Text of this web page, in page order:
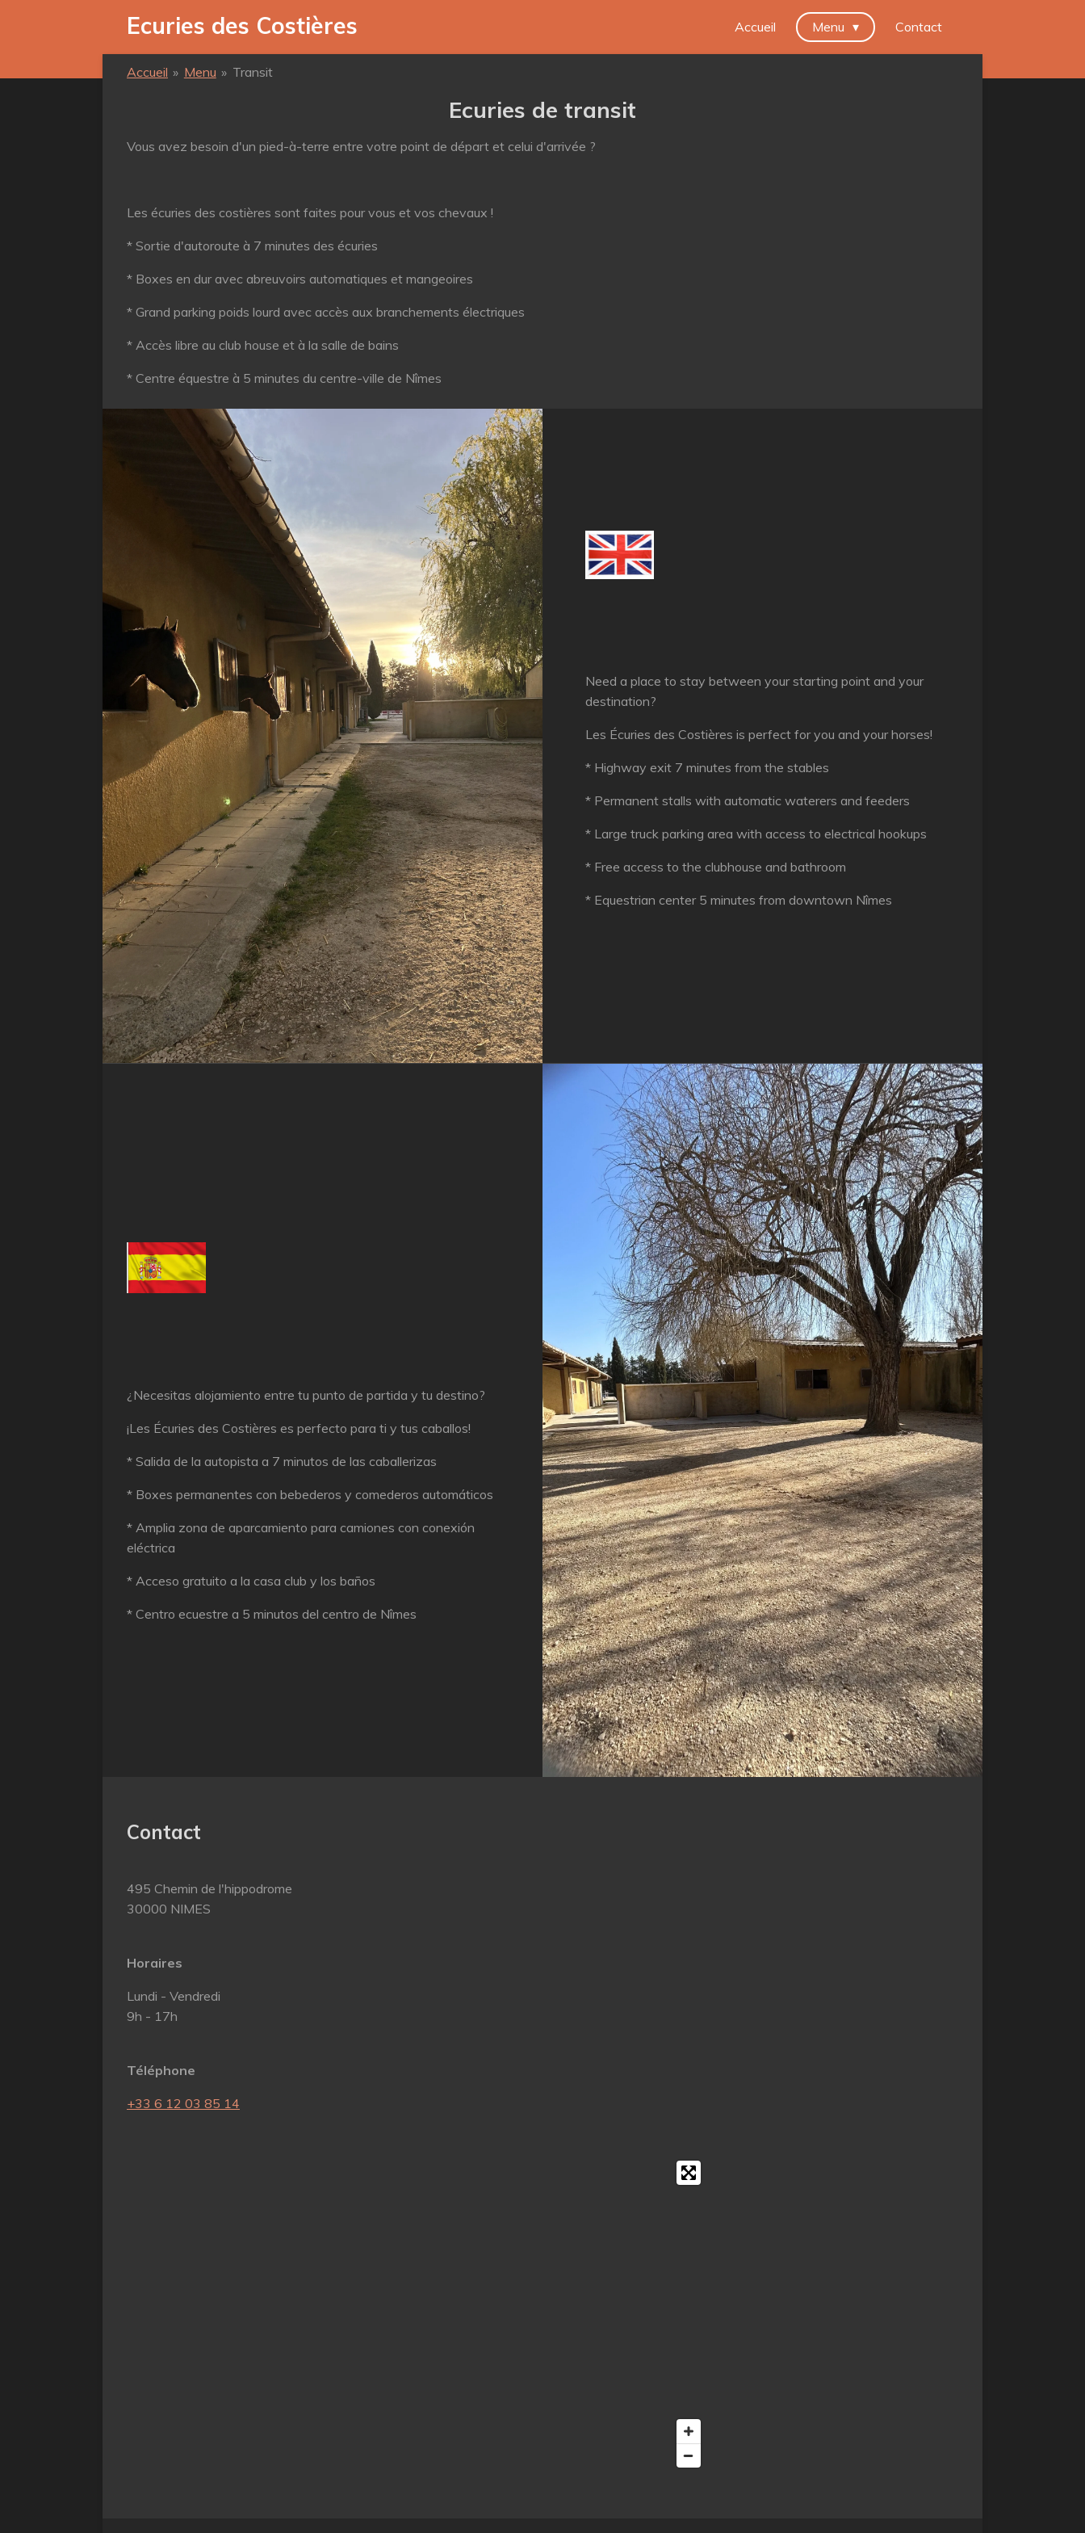
principal
Ecuries des Costières Accueil Menu Contact
Accueil » Menu » Transit
Ecuries de transit
Vous avez besoin d'un pied-à-terre entre votre point de départ et celui d'arrivée ?
Les écuries des costières sont faites pour vous et vos chevaux !
* Sortie d'autoroute à 7 minutes des écuries
* Boxes en dur avec abreuvoirs automatiques et mangeoires
* Grand parking poids lourd avec accès aux branchements électriques
* Accès libre au club house et à la salle de bains
* Centre équestre à 5 minutes du centre-ville de Nîmes
Need a place to stay between your starting point and your
destination?
Les Écuries des Costières is perfect for you and your horses!
* Highway exit 7 minutes from the stables
* Permanent stalls with automatic waterers and feeders
* Large truck parking area with access to electrical hookups
* Free access to the clubhouse and bathroom
* Equestrian center 5 minutes from downtown Nîmes
¿Necesitas alojamiento entre tu punto de partida y tu destino?
¡Les Écuries des Costières es perfecto para ti y tus caballos!
* Salida de la autopista a 7 minutos de las caballerizas
* Boxes permanentes con bebederos y comederos automáticos
* Amplia zona de aparcamiento para camiones con conexión
eléctrica
* Acceso gratuito a la casa club y los baños
* Centro ecuestre a 5 minutos del centro de Nîmes
Contact
495 Chemin de l'hippodrome
30000 NIMES
Horaires
Lundi - Vendredi
9h - 17h
Téléphone
+33 6 12 03 85 14